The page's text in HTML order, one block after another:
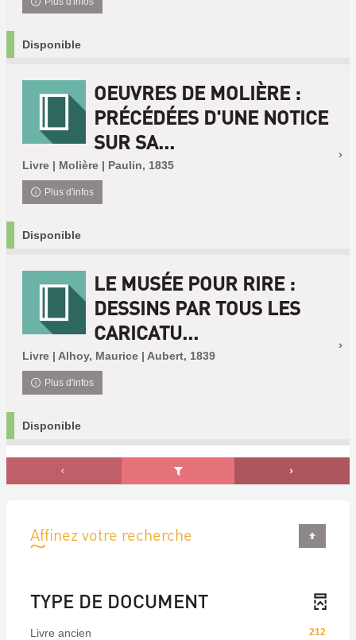
Disponible
OEUVRES DE MOLIÈRE :
PRÉCÉDÉES D'UNE NOTICE
SUR SA...
Livre | Molière | Paulin, 1835
Plus d'infos
Disponible
LE MUSÉE POUR RIRE :
DESSINS PAR TOUS LES
CARICATU...
Livre | Alhoy, Maurice | Aubert, 1839
Plus d'infos
Disponible
Affinez votre recherche
TYPE DE DOCUMENT
212
Livre ancien